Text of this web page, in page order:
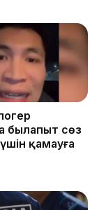
былапыт сөз
қамауға